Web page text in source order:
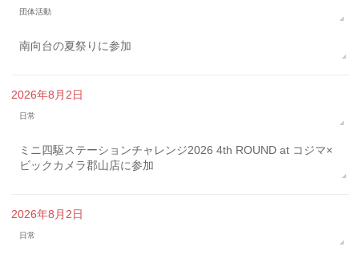
団体活動
南向台の夏祭りに参加
2026年8月2日
日常
ミニ四駆ステーションチャレンジ2026 4th ROUND at コジマ×
ビックカメラ郡山店に参加
2026年8月2日
日常